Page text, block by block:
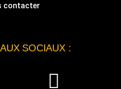
contacter
SOCIAUX :